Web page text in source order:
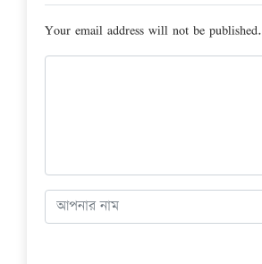
Your email address will not be published.